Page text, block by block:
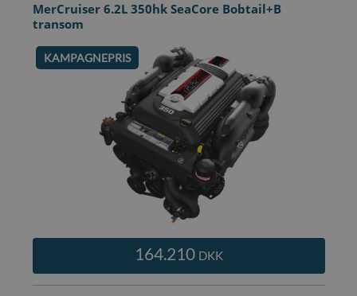
MerCruiser 6.2L 350hk SeaCore Bobtail+B
transom
KAMPAGNEPRIS
164.210 DKK